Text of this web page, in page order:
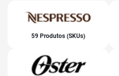
59 Produtos (SKUs)